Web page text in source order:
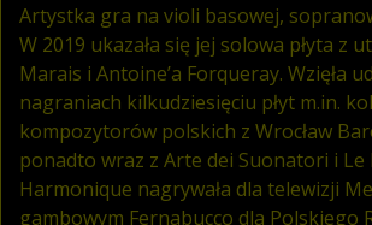
Artystka gra na violi basowej,
W 2019 ukazała się jej solowa płyta z
Marais i Antoine’a Forqueray. Wzięła
nagraniach kilkudziesięciu płyt m.in.
kompozytorów polskich z Wrocław
ponadto wraz z Arte dei Suonatori i Le
Harmonique nagrywała dla telewizji
gambowym Fernabucco dla Polskiego